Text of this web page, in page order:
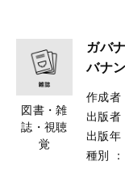
図書・雑
誌・視聴
覚
ガバ
バナ
作成者
出版者
出版年
種別
：